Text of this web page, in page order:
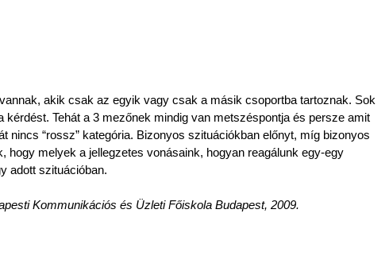
akik csak az egyik vagy csak a másik csoportba tartoznak. Sok
Tehát a 3 mezőnek mindig van metszéspontja és persze amit
“rossz” kategória. Bizonyos szituációkban előnyt, míg bizonyos
hogy melyek a jellegzetes vonásaink, hogyan reagálunk egy-egy
adott szituációban.
Kommunikációs és Üzleti Főiskola Budapest, 2009.